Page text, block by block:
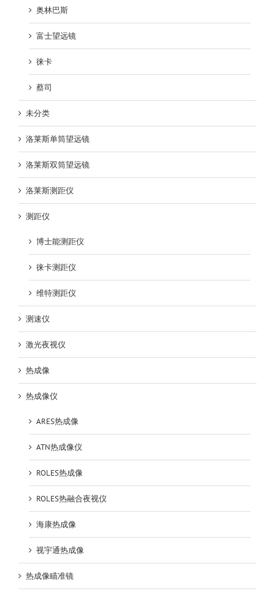
奥林巴斯
富士望远镜
徕卡
蔡司
未分类
洛莱斯单筒望远镜
洛莱斯双筒望远镜
洛莱斯测距仪
测距仪
博士能测距仪
徕卡测距仪
维特测距仪
测速仪
激光夜视仪
热成像
热成像仪
ARES热成像
ATN热成像仪
ROLES热成像
ROLES热融合夜视仪
海康热成像
视宇通热成像
热成像瞄准镜